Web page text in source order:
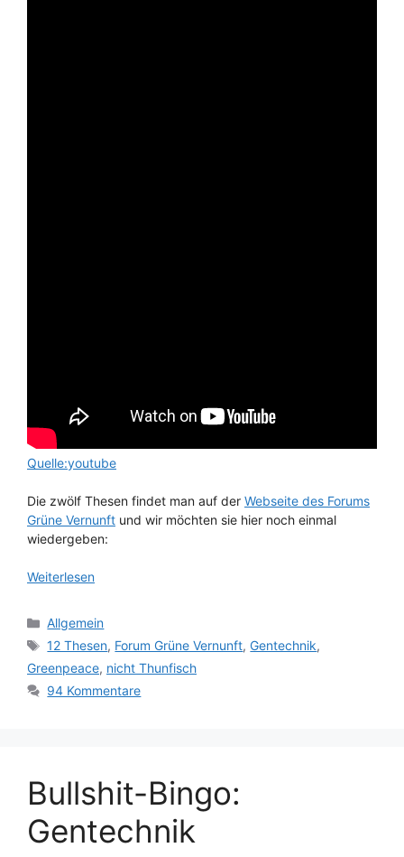
Quelle:youtube
Die zwölf Thesen findet man auf der Webseite des Forums
Grüne Vernunft und wir möchten sie hier noch einmal
wiedergeben:
Weiterlesen
Kategorien
Allgemein
Schlagwörter
12 Thesen, Forum Grüne Vernunft,Gentechnik,
Greenpeace, nicht Thunfisch
94 Kommentare
Bullshit-Bingo:
Gentechnik